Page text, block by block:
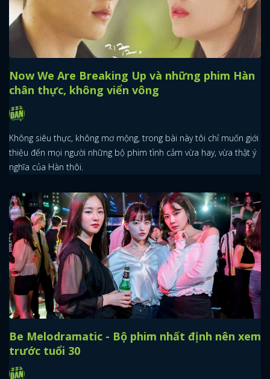
Now We Are Breaking Up và những phim Hàn
chân thực, không viển vông
Không siêu thực, không mơ mộng, trong bài này tôi chỉ muốn giới
thiệu đến mọi người những bộ phim tình cảm vừa hay, vừa thật ý
nghĩa của Hàn thôi.
Be Melodramatic - Bộ phim nhất định nên xem
trước tuổi 30